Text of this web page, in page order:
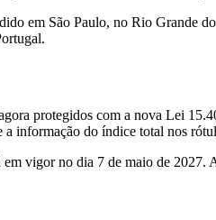
em São Paulo, no Rio Grande
protegidos com a nova Lei
informação do índice total nos
vigor no dia 7 de maio de